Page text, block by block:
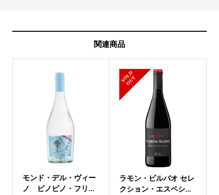
関連商品
モンド・デル・ヴィー
ノ ピノピノ・フリ...
S
O
L
D
O
U
T
ラモン・ビルバオ セレ
クション・エスペシ...